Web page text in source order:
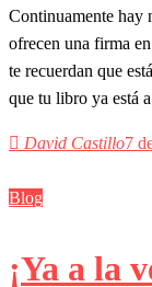
Continuamente hay
ofrecen una firma
te recuerdan que
que tu libro ya está
David Castillo7
Blog
¡Ya a la